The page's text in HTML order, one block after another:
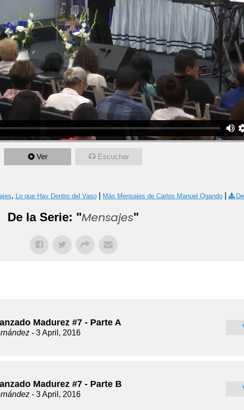
Ver Escuchar
, Lo que Hay Dentro del Vaso| Más Mensajes de Carlos Manuel Ogando|
De la Serie: "Mensajes"
Madurez #7 - Parte A
- 3 April, 2016
Madurez #7 - Parte B
- 3 April, 2016